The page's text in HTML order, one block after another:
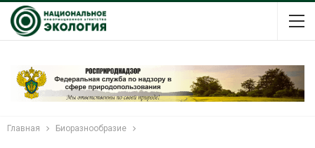
Главная Биоразнообразие